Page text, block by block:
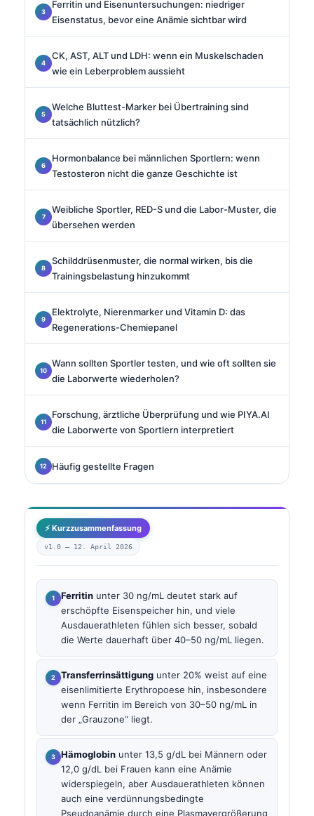
Ferritin und Eisenuntersuchungen: niedriger
Eisenstatus, bevor eine Anämie sichtbar wird
CK, AST, ALT und LDH: wenn ein Muskelschaden
wie ein Leberproblem aussieht
Welche Bluttest-Marker bei Übertraining sind
tatsächlich nützlich?
Hormonbalance bei männlichen Sportlern: wenn
Testosteron nicht die ganze Geschichte ist
Weibliche Sportler, RED-S und die Labor-Muster, die
übersehen werden
Schilddrüsenmuster, die normal wirken, bis die
Trainingsbelastung hinzukommt
Elektrolyte, Nierenmarker und Vitamin D: das
Regenerations-Chemiepanel
Wann sollten Sportler testen, und wie oft sollten sie
die Laborwerte wiederholen?
Forschung, ärztliche Überprüfung und wie PIYA.AI
die Laborwerte von Sportlern interpretiert
Häufig gestellte Fragen
⚡ Kurzzusammenfassung
v1.0 — 12. April 2026
Ferritin unter 30 ng/mL deutet stark auf
erschöpfte Eisenspeicher hin, und viele
Ausdauerathleten fühlen sich besser, sobald
die Werte dauerhaft über 40–50 ng/mL liegen.
Transferrinsättigung unter 20% weist auf eine
eisenlimitierte Erythropoese hin, insbesondere
wenn Ferritin im Bereich von 30–50 ng/mL in
der „Grauzone“ liegt.
Hämoglobin unter 13,5 g/dL bei Männern oder
12,0 g/dL bei Frauen kann eine Anämie
widerspiegeln, aber Ausdauerathleten können
auch eine verdünnungsbedingte
Pseudoanämie durch eine Plasmavergrößerung